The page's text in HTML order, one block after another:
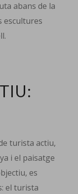
abans de la
escultures
turista actiu,
i el paisatge
es
el turista